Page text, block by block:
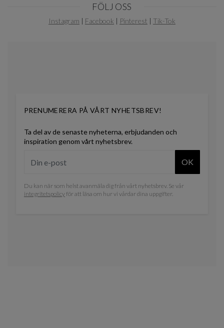
FÖLJ OSS
Instagram | Facebook | Pinterest | Tik-Tok
PRENUMERERA PÅ VÅRT NYHETSBREV!
Ta del av de senaste nyheterna, erbjudanden och
inspiration genom vårt nyhetsbrev.
OK
Du kan när som helst avanmäla dig från vårt nyhetsbrev. Se vår
integritetspolicyför att läsa om hur vi vårdar dina uppgifter.